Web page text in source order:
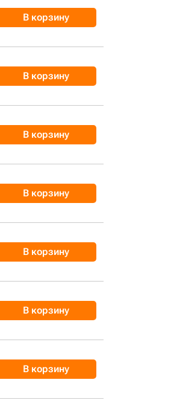
В корзину
В корзину
В корзину
В корзину
В корзину
В корзину
В корзину